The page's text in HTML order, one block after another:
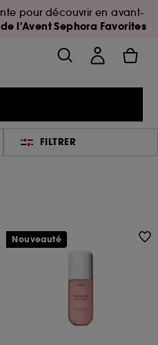
pour découvrir en avant-
l'Avent Sephora Favorites
FILTRER
Nouveauté